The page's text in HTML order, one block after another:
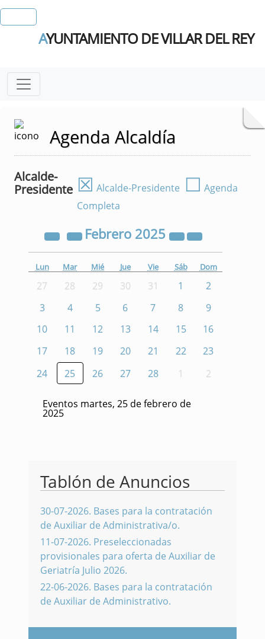
AYUNTAMIENTO DE VILLAR DEL REY
Agenda Alcaldía
Alcalde-
Presidente ☒ Alcalde-Presidente ☐ Agenda
Completa
Febrero 2025
Lun Mar Mié Jue Vie Sáb Dom
27 28 29 30 31 1
2
3
4 5 6 7 8
9
10
11 12 13 14 15
16
17
18 19 20 21 22
23
24
25 26 27 28 1 2
Eventos martes, 25 de febrero de
2025
Tablón de Anuncios
30-07-2026. Bases para la contratación
de Auxiliar de Administrativa/o.
11-07-2026. Preseleccionadas
provisionales para oferta de Auxiliar de
Geriatría Julio 2026.
22-06-2026. Bases para la contratación
de Auxiliar de Administrativo.